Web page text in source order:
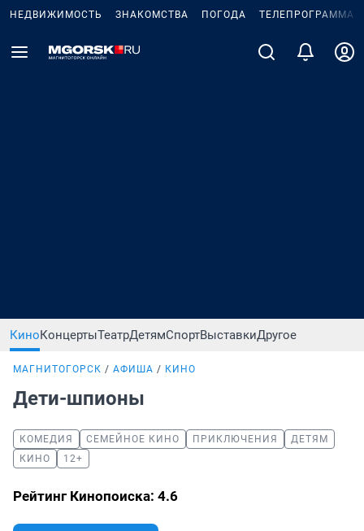
НЕДВИЖИМОСТЬ ЗНАКОМСТВА ПОГОДА ТЕЛЕПРОГРАММА
КиноКонцертыТеатрДетямСпортВыставкиДругое
МАГНИТОГОРСК АФИША КИНО
Дети-шпионы
КОМЕДИЯ СЕМЕЙНОЕ КИНО ПРИКЛЮЧЕНИЯ
ДЕТЯМ
КИНО
12+
Рейтинг Кинопоиска: 4.6